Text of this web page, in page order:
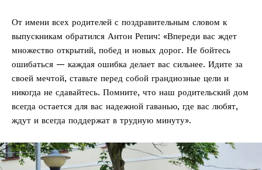
От имени всех родителей с поздравительным словом к
выпускникам обратился Антон Репич: «Впереди вас ждет
множество открытий, побед и новых дорог. Не бойтесь
ошибаться — каждая ошибка делает вас сильнее. Идите за
своей мечтой, ставьте перед собой грандиозные цели и
никогда не сдавайтесь. Помните, что наш родительский дом
всегда остается для вас надежной гаванью, где вас любят,
ждут и всегда поддержат в трудную минуту».